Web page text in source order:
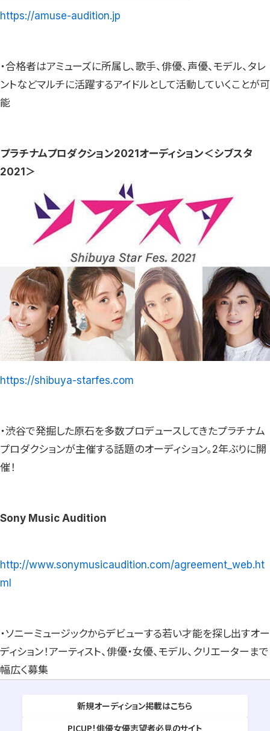
https://amuse-audition.jp
・合格者はアミューズに所属し、歌手、俳優、声優、モデル、タレ
ントなどマルチに活躍するアイドルとして活動していくことが可
能
プラチナムプロダクション2021オーディション＜シブスタ
2021＞
https://shibuya-starfes.com
・渋谷で発掘した原石を多数プロデュースしてきたプラチナム
プロダクションが主催する話題のオーディション。2年ぶりに開
催！
Sony Music Audition
http://www.sonymusicaudition.com/agreement_web.ht
ml
・ソニーミュージックからデビューする若い才能を探し出すオー
ディション！アーティスト、俳優・女優、モデル、クリエーターまで
幅広く募集
新規オーディション掲載はこちら
PICUP！俳優女優志望者必見のサイト